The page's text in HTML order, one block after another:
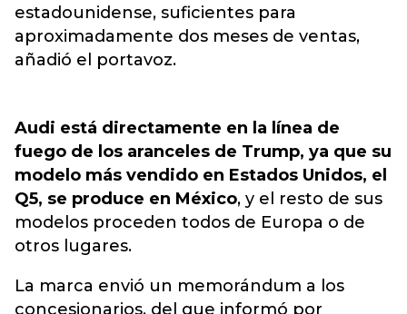
estadounidense, suficientes para
aproximadamente dos meses de ventas,
añadió el portavoz.
Audi está directamente en la línea de
fuego de los aranceles de Trump, ya que su
modelo más vendido en Estados Unidos, el
Q5, se produce en México, y el resto de sus
modelos proceden todos de Europa o de
otros lugares.
La marca envió un memorándum a los
concesionarios, del que informó por